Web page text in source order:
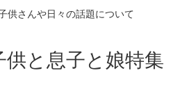
供さんや日々の話題について
供と息子と娘特集